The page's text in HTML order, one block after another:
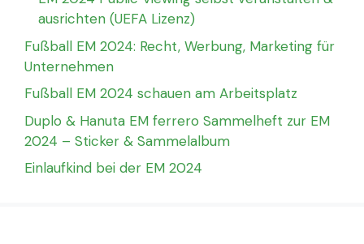
ausrichten (UEFA Lizenz)
Fußball EM 2024: Recht, Werbung, Marketing für
Unternehmen
Fußball EM 2024 schauen am Arbeitsplatz
Duplo & Hanuta EM ferrero Sammelheft zur EM
2024 – Sticker & Sammelalbum
Einlaufkind bei der EM 2024